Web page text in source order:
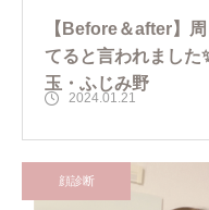
【Before＆after】
てると言われました
玉・ふじみ野
2024.01.21
顔診断